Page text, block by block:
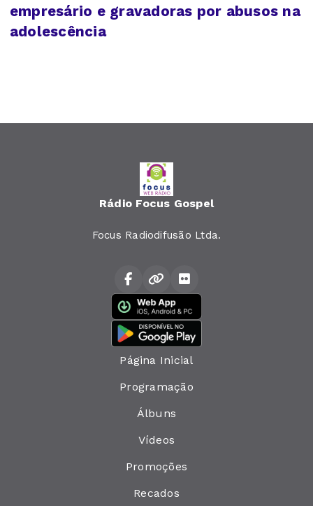
empresário e gravadoras por abusos na
adolescência
Rádio Focus Gospel
Focus Radiodifusão Ltda.
Página Inicial
Programação
Álbuns
Vídeos
Promoções
Recados